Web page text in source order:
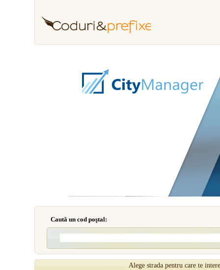
Caută un cod poştal:
Alege strada pentru care te